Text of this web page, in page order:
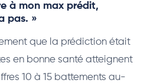
à mon max prédit,
pas. »
que la prédiction était
en bonne santé atteignent
10 à 15 battements au-